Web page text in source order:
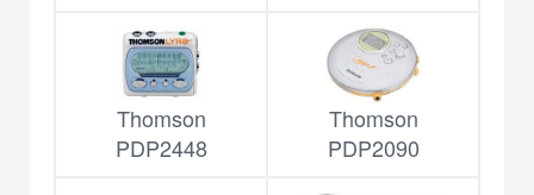
Thomson
PDP2448
Thomson
PDP2090